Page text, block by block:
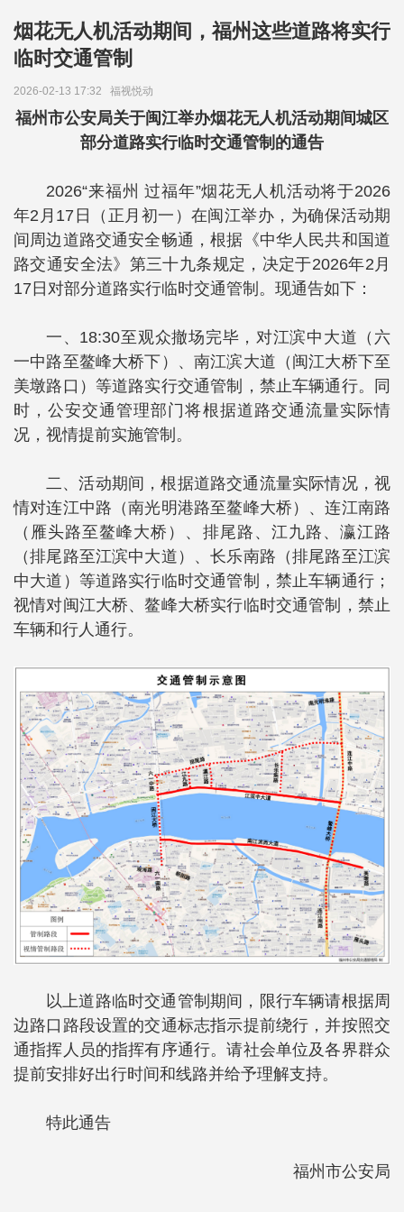
烟花无人机活动期间，福州这些道路将实行
临时交通管制
2026-02-13 17:32 福视悦动
福州市公安局关于闽江举办烟花无人机活动期间城区
部分道路实行临时交通管制的通告
2026“来福州 过福年”烟花无人机活动将于2026
年2月17日（正月初一）在闽江举办，为确保活动期
间周边道路交通安全畅通，根据《中华人民共和国道
路交通安全法》第三十九条规定，决定于2026年2月
17日对部分道路实行临时交通管制。现通告如下：
一、18:30至观众撤场完毕，对江滨中大道（六
一中路至鳌峰大桥下）、南江滨大道（闽江大桥下至
美墩路口）等道路实行交通管制，禁止车辆通行。同
时，公安交通管理部门将根据道路交通流量实际情
况，视情提前实施管制。
二、活动期间，根据道路交通流量实际情况，视
情对连江中路（南光明港路至鳌峰大桥）、连江南路
（雁头路至鳌峰大桥）、排尾路、江九路、瀛江路
（排尾路至江滨中大道）、长乐南路（排尾路至江滨
中大道）等道路实行临时交通管制，禁止车辆通行；
视情对闽江大桥、鳌峰大桥实行临时交通管制，禁止
车辆和行人通行。
以上道路临时交通管制期间，限行车辆请根据周
边路口路段设置的交通标志指示提前绕行，并按照交
通指挥人员的指挥有序通行。请社会单位及各界群众
提前安排好出行时间和线路并给予理解支持。
特此通告
福州市公安局